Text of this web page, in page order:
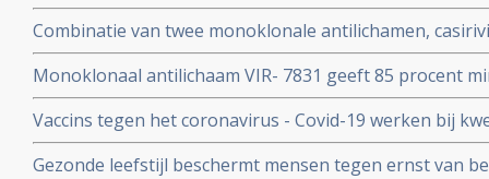
vs 4 procent) op ernstige ziekte dan de Alpha mutatie.
Combinatie van twee monoklonale antilichamen,
COV) kan ernstig zieke Covid-19 patienten die zelf
behoeden voor overlijden
Monoklonaal antilichaam VIR- 7831 geeft 85 procent
overlijden bij patienten met het coronavirus - COVID-
vergelijking met placebo
Vaccins tegen het coronavirus - Covid-19 werken bij
kankerpatienten onvoldoende blijkt uit groot
Gezonde leefstijl beschermt mensen tegen ernst van